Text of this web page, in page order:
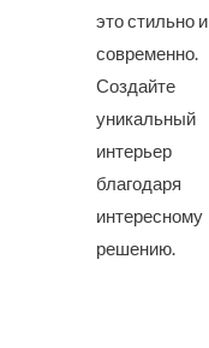
это стильно и
современно.
Создайте
уникальный
интерьер
благодаря
интересному
решению.